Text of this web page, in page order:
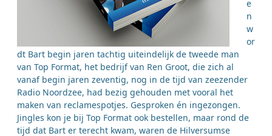
e
n
w
or
dt Bart begin jaren tachtig uiteindelijk de tweede man
van Top Format, het bedrijf van Ren Groot, die zich al
vanaf begin jaren zeventig, nog in de tijd van zeezender
Radio Noordzee, had bezig gehouden met vooral het
maken van reclamespotjes. Gesproken én ingezongen.
Jingles kon je bij Top Format ook bestellen, maar rond de
tijd dat Bart er terecht kwam, waren de Hilversumse